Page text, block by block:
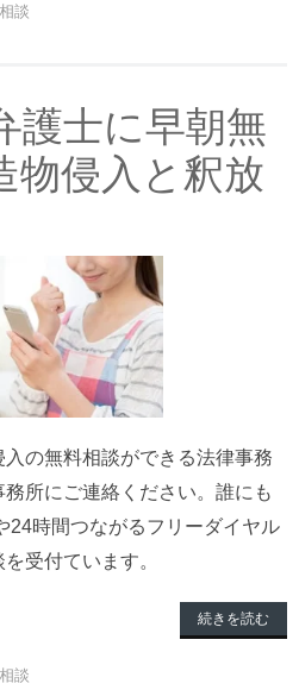
談
護士に早朝無
物侵入と釈放
の無料相談ができる法律事務
所にご連絡ください。誰にも
24時間つながるフリーダイヤル
受付ています。
続きを読む
談